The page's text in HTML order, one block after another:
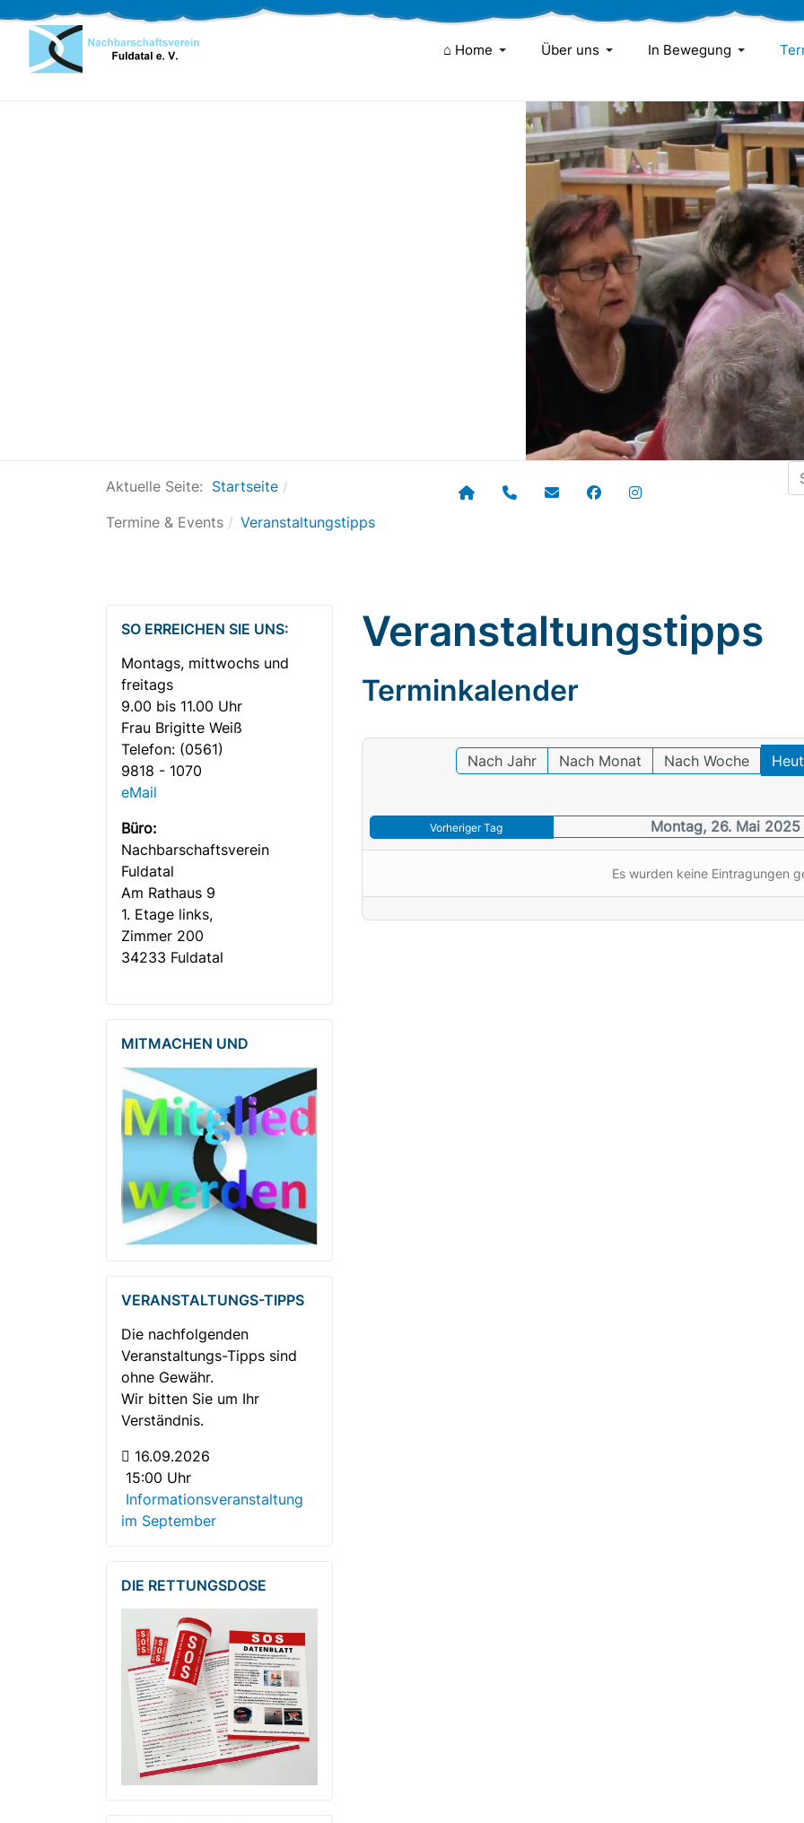
⌂ Home Über uns In Bewegung
Aktuelle Seite: Startseite
Termine & Events
Veranstaltungstipps
Veranstaltungstipps
Terminkalender
Nach Jahr Nach Monat Nach Woche
Vorheriger Tag Montag, 26. Mai 2025
Es wurden keine Eintragungen
SO ERREICHEN SIE UNS:
Montags, mittwochs und
freitags
9.00 bis 11.00 Uhr
Frau Brigitte Weiß
Telefon: (0561)
9818 - 1070
eMail
Büro:
Nachbar­­schafts­verein
Fuldatal
Am Rathaus 9
1. Etage links,
Zimmer 200
34233 Fuldatal
MITMACHEN UND
VERANSTALTUNGS-TIPPS
Die nachfolgenden
Veranstaltungs-Tipps sind
ohne Gewähr.
Wir bitten Sie um Ihr
Verständnis.
16.09.2026
15:00 Uhr
Informationsveranstaltung
im September
DIE RETTUNGSDOSE